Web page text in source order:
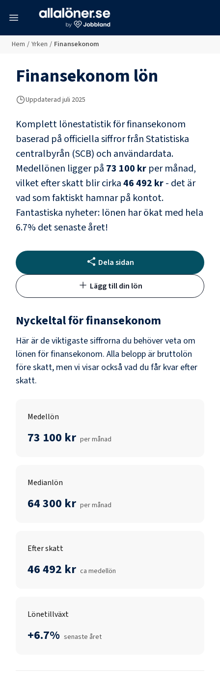
Hem / Yrken / Finansekonom
Finansekonom lön
Uppdaterad juli 2025
Komplett lönestatistik förfinansekonom
baserad på officiella siffror från Statistiska
centralbyrån (SCB) och användardata.
Medellönen ligger på 73 100 kr per månad,
vilket efter skatt blir cirka46 492 kr- det är
vad som faktiskt hamnar på kontot.
Fantastiska nyheter: lönen har ökat med hela
6.7% det senaste året!
Dela sidan
Lägg till din lön
Nyckeltal förfinansekonom
Här är de viktigaste siffrorna du behöver veta om
lönen förfinansekonom. Alla belopp är bruttolön
före skatt, men vi visar också vad du får kvar efter
skatt.
Medellön
73 100 kr per månad
Medianlön
64 300 kr per månad
Efter skatt
46 492 kr ca medellön
Lönetillväxt
+6.7% senaste året